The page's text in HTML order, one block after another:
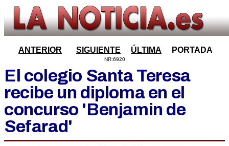
ANTERIOR SIGUIENTE ÚLTIMA PORTADA
NR:6920
El colegio Santa Teresa
recibe un diploma en el
concurso 'Benjamin de
Sefarad'